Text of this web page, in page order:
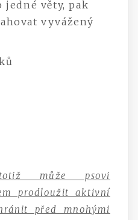
věty, pak
vyvážený
může psovi
prodloužit aktivní
před mnohými